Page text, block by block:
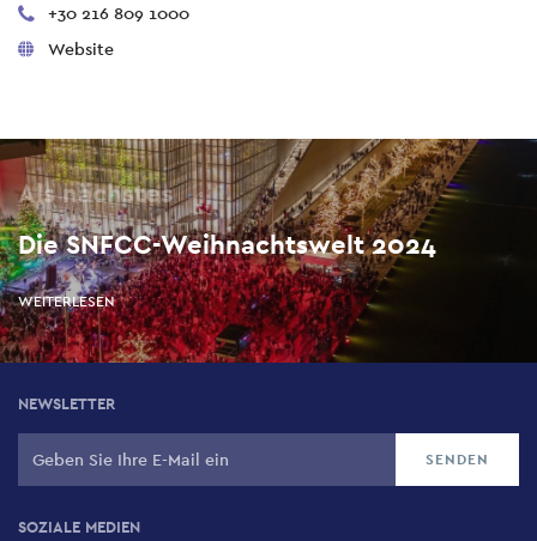
+30 216 809 1000
Website
Als nächstes
Die SNFCC-Weihnachtswelt 2024
WEITERLESEN
NEWSLETTER
SOZIALE MEDIEN